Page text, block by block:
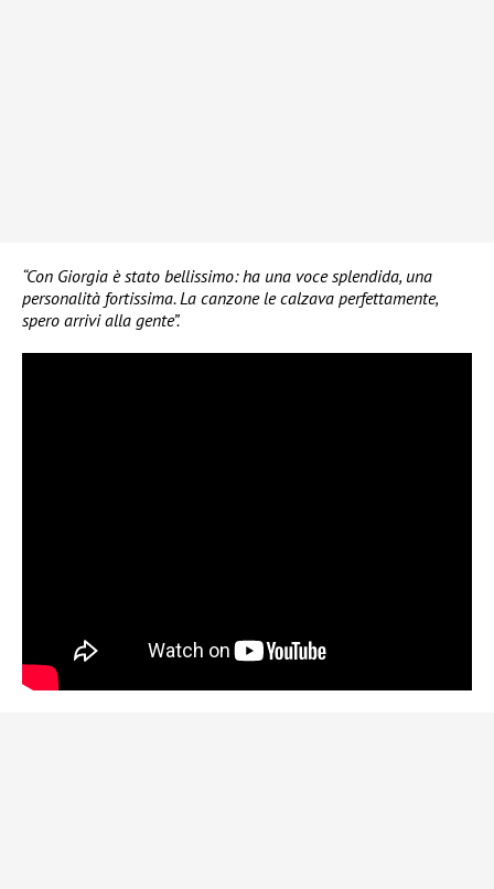
“Con Giorgia è stato bellissimo: ha una voce splendida, una
personalità fortissima. La canzone le calzava perfettamente,
spero arrivi alla gente”.